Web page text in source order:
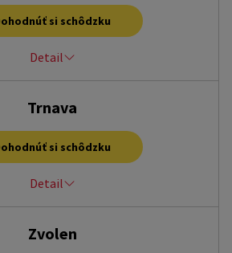
Detail
si schôdzku
Štefánika 426, Trenčín, 911 01
Trnava
Detail
si schôdzku
11, Trnava, 917 01
Zvolen